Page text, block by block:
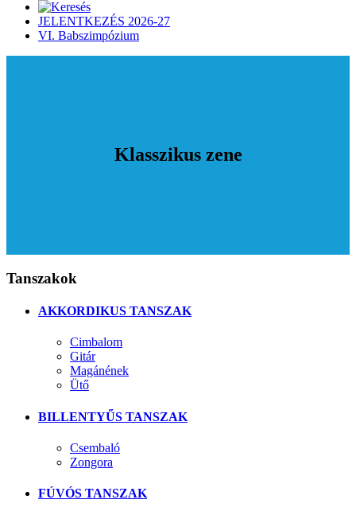
JELENTKEZÉS 2026-27
VI. Babszimpózium
Klasszikus zene
Tanszakok
AKKORDIKUS TANSZAK
Cimbalom
Gitár
Magánének
Ütő
BILLENTYŰS TANSZAK
Csembaló
Zongora
FÚVÓS TANSZAK